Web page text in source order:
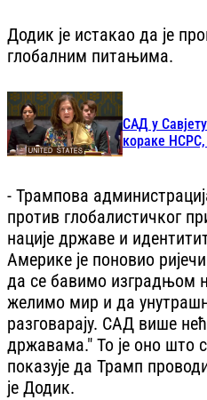
Додик је истакао да је
глобалним питањима.
САД у
кораке НСРС,
- Трампова
против глобалистичког
нације државе и
Америке је поновио
да се бавимо изградњом
желимо мир и да
разговарају. САД више
државама." То је оно што
показује да Трамп
је Додик.